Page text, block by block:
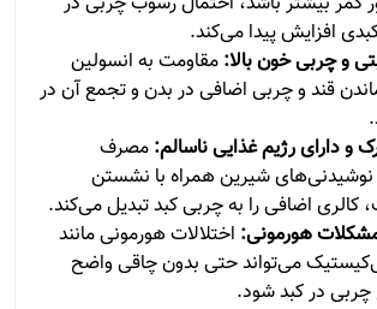
افزایش پیدا می‌کند.
و چربی خون بالا: مقاومت به انسولین
قند و چربی اضافی در بدن و تجمع آن در
و دارای رژیم غذایی ناسالم: مصرف
شیرین همراه با نشستن
کالری اضافی را به چربی کبد تبدیل می‌کند.
مشکلات هورمونی: اختلالات هورمونی مانند
می‌تواند حتی بدون چاقی واضح
در کبد شود.